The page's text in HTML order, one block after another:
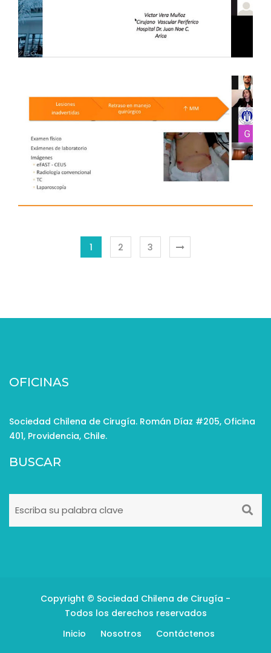
REGIONAL” – 26 DE AGOSTO DE
2020 – ARICA
Capítulos Regionales
TRAUMA ABDOMINAL 2.0
“ACTUALIZACIÓN EN MANEJO” – 12
DE AGOSTO DE 2020 –
MAGALLANES
Capítulos Regionales
1 2 3
OFICINAS
Sociedad Chilena de Cirugía. Román Díaz #205, Oficina
401, Providencia, Chile.
BUSCAR
Copyright © Sociedad Chilena de Cirugía -
Todos los derechos reservados
Inicio
Nosotros Contáctenos